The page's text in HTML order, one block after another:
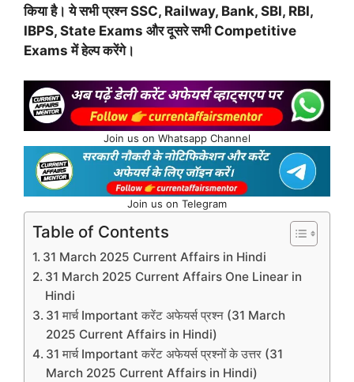
किया है। ये सभी प्रश्न SSC, Railway, Bank, SBI, RBI,
IBPS, State Exams और दूसरे सभी Competitive
Exams में हेल्प करेंगे।
Join us on Whatsapp Channel
Join us on Telegram
Table of Contents
31 March 2025 Current Affairs in Hindi
31 March 2025 Current Affairs One Linear in
Hindi
31 मार्च Important करेंट अफेयर्स प्रश्न (31 March
2025 Current Affairs in Hindi)
31 मार्च Important करेंट अफेयर्स प्रश्नों के उत्तर (31
March 2025 Current Affairs in Hindi)